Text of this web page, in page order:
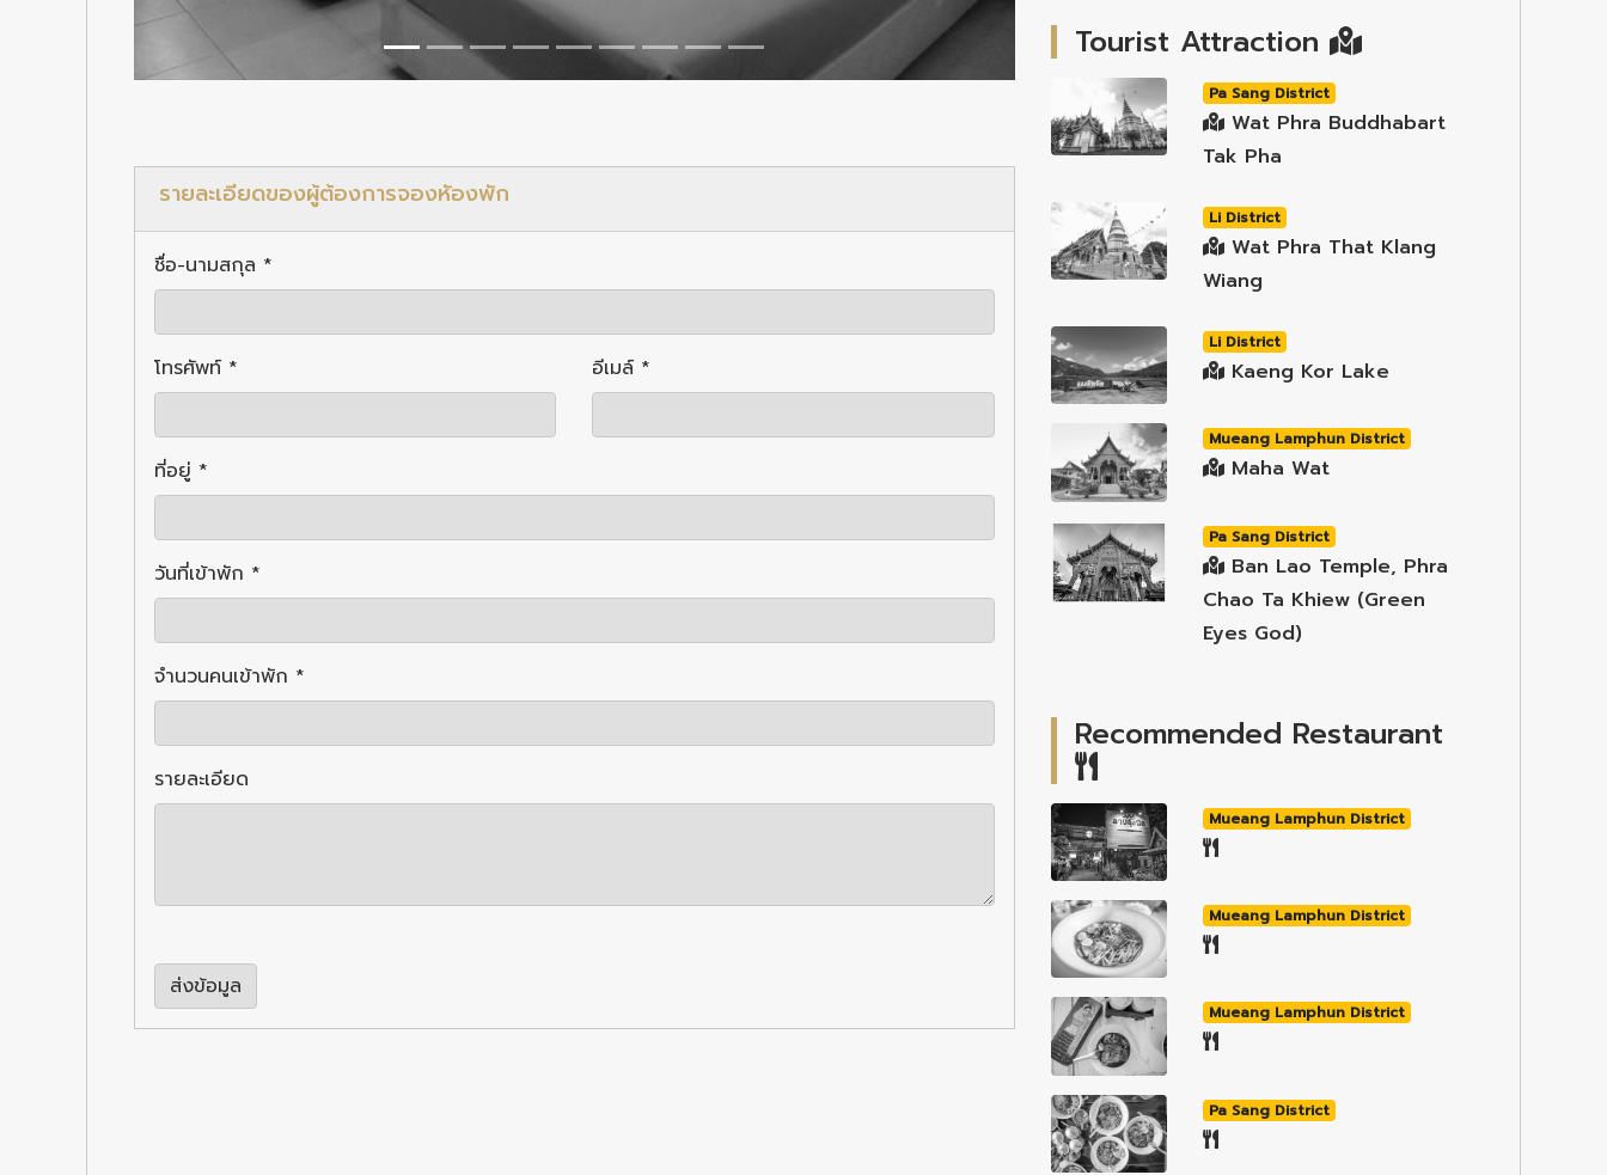
รายละเอียดของผู้ต้องการจองหัองพัก
ชื่อ-นามสกุล *
โทรศัพท์ * อีเมล์ *
ที่อยู่ *
วันที่เข้าพัก *
จำนวนคนเข้าพัก *
รายละเอียด
ส่งข้อมูล
Tourist Attraction
Pa Sang District
Wat Phra Buddhabart
Tak Pha
Li District
Wat Phra That Klang
Wiang
Li District
Kaeng Kor Lake
Mueang Lamphun District
Maha Wat
Pa Sang District
Ban Lao Temple, Phra
Chao Ta Khiew (Green
Eyes God)
Recommended Restaurant
Mueang Lamphun District
Mueang Lamphun District
Mueang Lamphun District
Pa Sang District